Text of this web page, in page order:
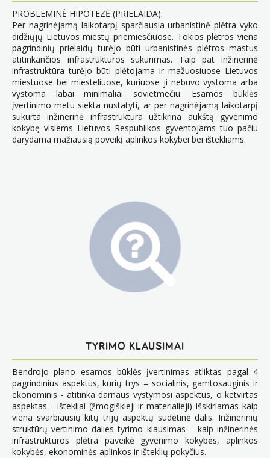
PROBLEMINĖ HIPOTEZĖ (PRIELAIDA):
Per nagrinėjamą laikotarpį sparčiausia urbanistinė plėtra vyko
didžiųjų Lietuvos miestų priemiesčiuose. Tokios plėtros viena
pagrindinių prielaidų turėjo būti urbanistinės plėtros mastus
atitinkančios infrastruktūros sukūrimas. Taip pat inžinerinė
infrastruktūra turėjo būti plėtojama ir mažuosiuose Lietuvos
miestuose bei miesteliuose, kuriuose ji nebuvo vystoma arba
vystoma labai minimaliai sovietmečiu. Esamos būklės
įvertinimo metu siekta nustatyti, ar per nagrinėjamą laikotarpį
sukurta inžinerinė infrastruktūra užtikrina aukštą gyvenimo
kokybę visiems Lietuvos Respublikos gyventojams tuo pačiu
darydama mažiausią poveikį aplinkos kokybei bei ištekliams.
TYRIMO KLAUSIMAI
Bendrojo plano esamos būklės įvertinimas atliktas pagal 4
pagrindinius aspektus, kurių trys – socialinis, gamtosauginis ir
ekonominis - atitinka darnaus vystymosi aspektus, o ketvirtas
aspektas - ištekliai (žmogiškieji ir materialieji) išskiriamas kaip
viena svarbiausių kitų trijų aspektų sudėtinė dalis. Inžinerinių
struktūrų vertinimo dalies tyrimo klausimas – kaip inžinerinės
infrastruktūros plėtra paveikė gyvenimo kokybės, aplinkos
kokybės, ekonominės aplinkos ir išteklių pokyčius.